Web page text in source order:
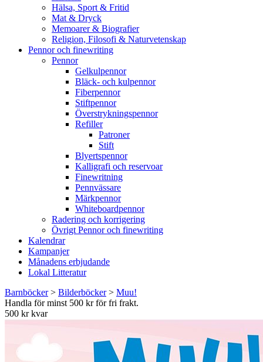
Hälsa, Sport & Fritid
Mat & Dryck
Memoarer & Biografier
Religion, Filosofi & Naturvetenskap
Pennor och finewriting
Pennor
Gelkulpennor
Bläck- och kulpennor
Fiberpennor
Stiftpennor
Överstrykningspennor
Refiller
Patroner
Stift
Blyertspennor
Kalligrafi och reservoar
Finewritning
Pennvässare
Märkpennor
Whiteboardpennor
Radering och korrigering
Övrigt Pennor och finewriting
Kalendrar
Kampanjer
Månadens erbjudande
Lokal Litteratur
Barnböcker> Bilderböcker> Muu!
Handla för minst 500 kr för fri frakt.
500 kr kvar